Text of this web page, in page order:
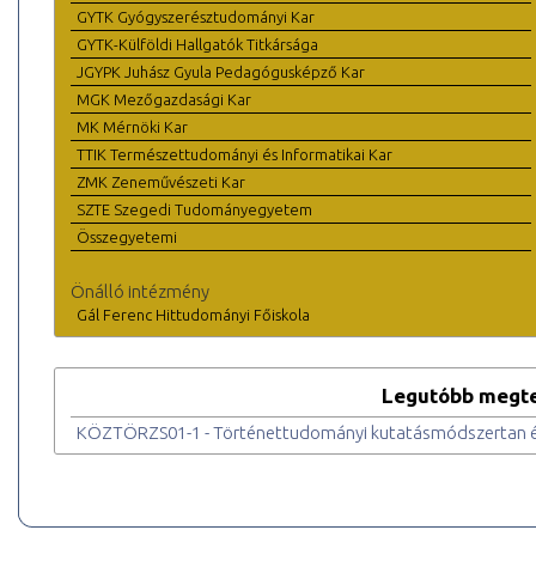
GYTK Gyógyszerésztudományi Kar
GYTK-Külföldi Hallgatók Titkársága
JGYPK Juhász Gyula Pedagógusképző Kar
MGK Mezőgazdasági Kar
MK Mérnöki Kar
TTIK Természettudományi és Informatikai Kar
ZMK Zeneművészeti Kar
SZTE Szegedi Tudományegyetem
Összegyetemi
Önálló intézmény
Gál Ferenc Hittudományi Főiskola
Legutóbb
KÖZTÖRZS01-1 - Történettudományi kutatásmódszertan